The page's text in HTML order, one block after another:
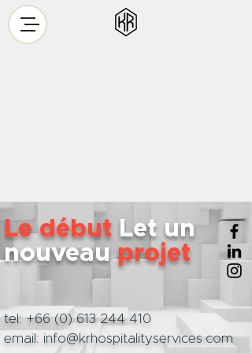
Le début Let un
nouveau projet
tel:+66 (0) 613 244 410
email: info@krhospitalityservices.com